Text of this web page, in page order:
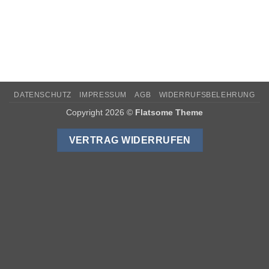
DATENSCHUTZ IMPRESSUM AGB WIDERRUFSBELEHRUNG
Copyright 2026 © Flatsome Theme
VERTRAG WIDERRUFEN